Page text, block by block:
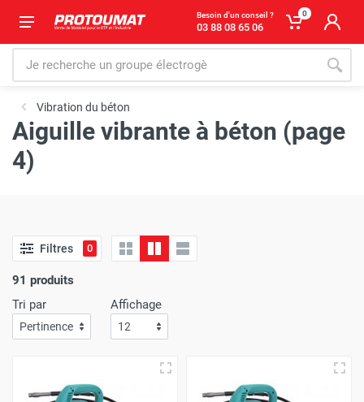
Besoin d'un conseil ?
03 88 08 65 06
0
Vibration du béton
Aiguille vibrante à béton (page
4)
Filtres 0
91 produits
Tri par
Affichage